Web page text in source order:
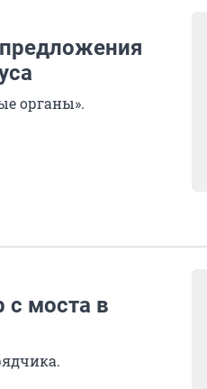
органы».
моста в